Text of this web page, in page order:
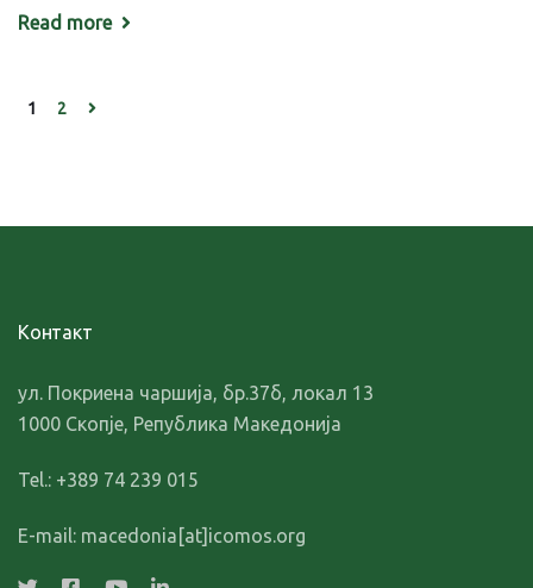
Read more
1 2
Контакт
ул. Покриена чаршија, бр.37б, локал 13
1000 Скопје, Република Македонија
Tel.: +389 74 239 015
E-mail: macedonia[at]icomos.org